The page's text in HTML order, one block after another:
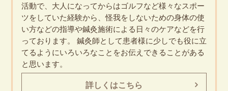
活動で、大人になってからはゴルフなど様々なスポー
ツをしていた経験から、怪我をしないための身体の使
い方などの指導や鍼灸施術による日々のケアなどを行
っております。 鍼灸師として患者様に少しでも役に立
てるようにいろいろなことをお伝えできることがある
と思います。
詳しくはこちら